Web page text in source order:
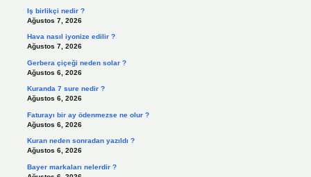
Iş birlikçi nedir ?
Ağustos 7, 2026
Hava nasıl iyonize edilir ?
Ağustos 7, 2026
Gerbera çiçeği neden solar ?
Ağustos 6, 2026
Kuranda 7 sure nedir ?
Ağustos 6, 2026
Faturayı bir ay ödenmezse ne olur ?
Ağustos 6, 2026
Kuran neden sonradan yazıldı ?
Ağustos 6, 2026
Bayer markaları nelerdir ?